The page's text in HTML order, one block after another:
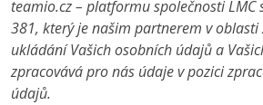
teamio.cz – platformu společnosti LMC
381, který je našim partnerem v oblasti
ukládání Vašich osobních údajů a
zpracovává pro nás údaje v pozici
údajů.